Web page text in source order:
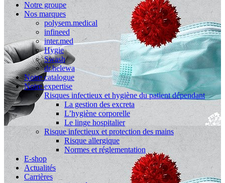
Notre groupe
Nos marques
polysem.medical
infineed
inter.med
Hygie
Swash
dr.helewa
Notre catalogue
Notre expertise
Risques infectieux et hygiène du patient dépendant
La gestion des excreta
L’hygiène corporelle
Le linge hospitalier
Risque infectieux et protection des mains
Risque allergique
Normes et réglementation
E-shop
Actualités
Carrières